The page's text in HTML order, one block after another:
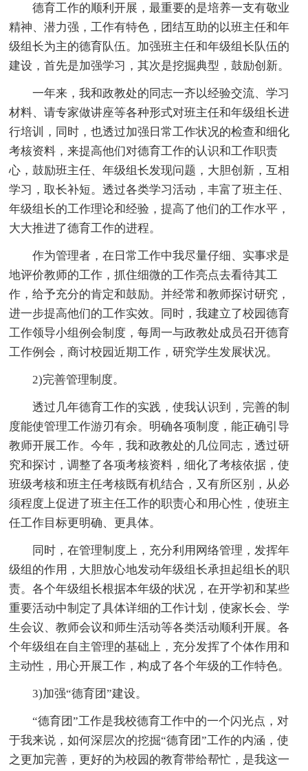
德育工作的顺利开展，最重要的是培养一支有敬业
精神、潜力强，工作有特色，团结互助的以班主任和年
级组长为主的德育队伍。加强班主任和年级组长队伍的
建设，首先是加强学习，其次是挖掘典型，鼓励创新。
一年来，我和政教处的同志一齐以经验交流、学习
材料、请专家做讲座等各种形式对班主任和年级组长进
行培训，同时，也透过加强日常工作状况的检查和细化
考核资料，来提高他们对德育工作的认识和工作职责
心，鼓励班主任、年级组长发现问题，大胆创新，互相
学习，取长补短。透过各类学习活动，丰富了班主任、
年级组长的工作理论和经验，提高了他们的工作水平，
大大推进了德育工作的进程。
作为管理者，在日常工作中我尽量仔细、实事求是
地评价教师的工作，抓住细微的工作亮点去看待其工
作，给予充分的肯定和鼓励。并经常和教师探讨研究，
进一步提高他们的工作实效。同时，我建立了校园德育
工作领导小组例会制度，每周一与政教处成员召开德育
工作例会，商讨校园近期工作，研究学生发展状况。
2)完善管理制度。
透过几年德育工作的实践，使我认识到，完善的制
度能使管理工作游刃有余。明确各项制度，能正确引导
教师开展工作。今年，我和政教处的几位同志，透过研
究和探讨，调整了各项考核资料，细化了考核依据，使
班级考核和班主任考核既有机结合，又有所区别，从必
须程度上促进了班主任工作的职责心和用心性，使班主
任工作目标更明确、更具体。
同时，在管理制度上，充分利用网络管理，发挥年
级组的作用，大胆放心地发动年级组长承担起组长的职
责。各个年级组长根据本年级的状况，在开学初和某些
重要活动中制定了具体详细的工作计划，使家长会、学
生会议、教师会议和师生活动等各类活动顺利开展。各
个年级组在自主管理的基础上，充分发挥了个体作用和
主动性，用心开展工作，构成了各个年级的工作特色。
3)加强“德育团”建设。
“德育团”工作是我校德育工作中的一个闪光点，对
于我来说，如何深层次的挖掘“德育团”工作的内涵，使
之更加完善，更好的为校园的教育带给帮忙，是我这一